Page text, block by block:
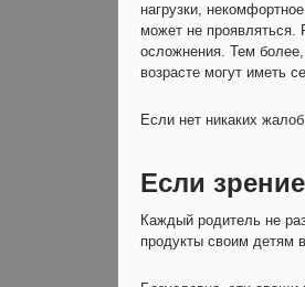
нагрузки,
может не проявляться.
осложнения. Тем
возрасте могут иметь
Если нет никаких
Если
Каждый родитель не
продукты своим детям